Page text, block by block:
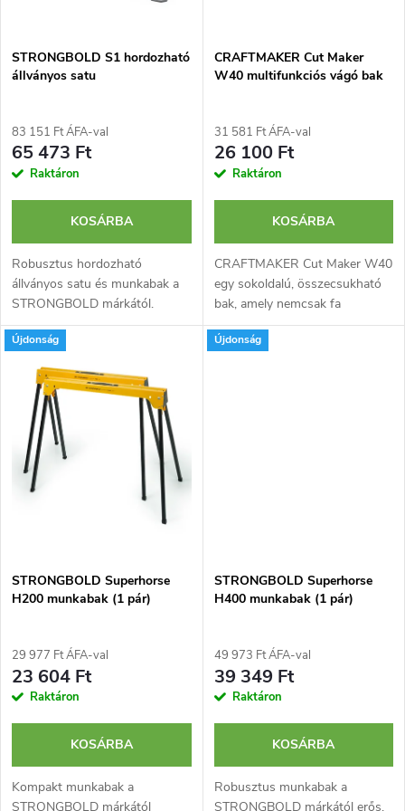
k
r
e
n
d
e
z
e
k
e
k
l
s
t
á
a
STRONGBOLD S1 hordozható
állványos satu
83 151 Ft ÁFA-val
65 473 Ft
Raktáron
KOSÁRBA
Robusztus hordozható
állványos satu és munkabak a
STRONGBOLD márkától.
Lehetővé teszi munkaanyagok
befogását 95 cm szélességig
maximum 10 kN (1 tonna)
szorítóerő mellett. A...
CRAFTMAKER Cut Maker
W40 multifunkciós vágó bak
31 581 Ft ÁFA-val
26 100 Ft
Raktáron
KOSÁRBA
CRAFTMAKER Cut Maker W40
egy sokoldalú, összecsukható
bak, amely nemcsak fa
vágásához, hanem számos
mindennapi műhelymunkához
Újdonság
STRONGBOLD Superhorse
H200 munkabak (1 pár)
29 977 Ft ÁFA-val
23 604 Ft
Raktáron
KOSÁRBA
Kompakt munkabak a
STRONGBOLD márkától
Újdonság
STRONGBOLD Superhorse
H400 munkabak (1 pár)
49 973 Ft ÁFA-val
39 349 Ft
Raktáron
KOSÁRBA
Robusztus munkabak a
STRONGBOLD márkától erős,